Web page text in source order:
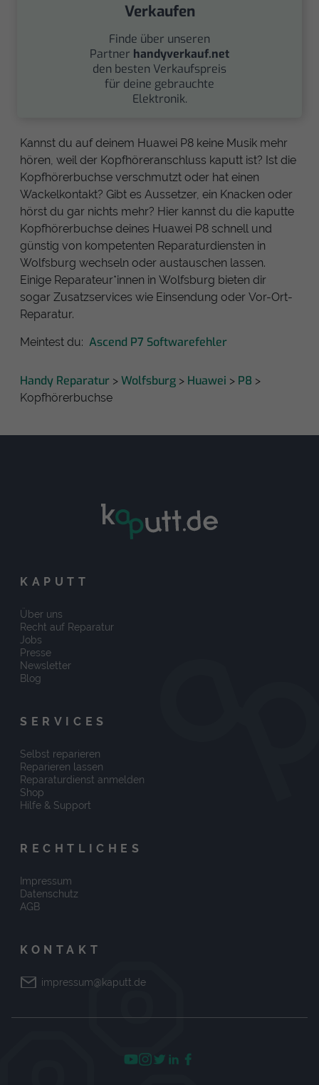
Verkaufen
Finde über unseren
Partner handyverkauf.net
den besten Verkaufspreis
für deine gebrauchte
Elektronik.
Kannst du auf deinem Huawei P8 keine Musik mehr
hören, weil der Kopfhöreranschluss kaputt ist? Ist die
Kopfhörerbuchse verschmutzt oder hat einen
Wackelkontakt? Gibt es Aussetzer, ein Knacken oder
hörst du gar nichts mehr? Hier kannst du die kaputte
Kopfhörerbuchse deines Huawei P8 schnell und
günstig von kompetenten Reparaturdiensten in
Wolfsburg wechseln oder austauschen lassen.
Einige Reparateur*innen in Wolfsburg bieten dir
sogar Zusatzservices wie Einsendung oder Vor-Ort-
Reparatur.
Meintest du: Ascend P7 Softwarefehler
Handy Reparatur > Wolfsburg > Huawei > P8 >
Kopfhörerbuchse
KAPUTT
Über uns
Recht auf Reparatur
Jobs
Presse
Newsletter
Blog
SERVICES
Selbst reparieren
Reparieren lassen
Reparaturdienst anmelden
Shop
Hilfe & Support
RECHTLICHES
Impressum
Datenschutz
AGB
KONTAKT
impressum@kaputt.de